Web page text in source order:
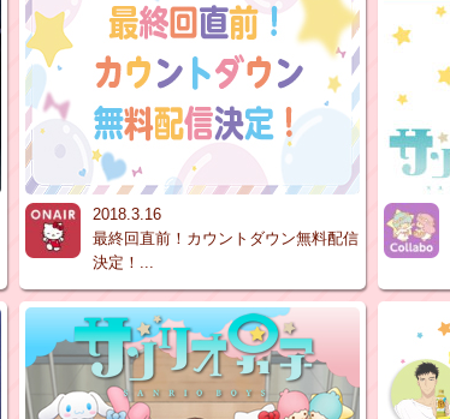
2018.3.16
最終回直前！カウントダウン無料配信
決定！...